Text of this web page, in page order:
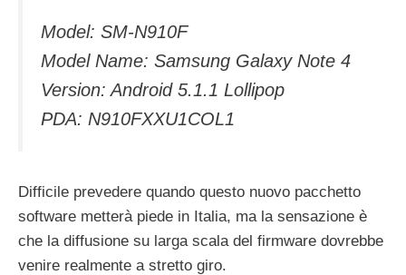
Model: SM-N910F
Model Name: Samsung Galaxy Note 4
Version: Android 5.1.1 Lollipop
PDA: N910FXXU1COL1
Difficile prevedere quando questo nuovo pacchetto
software metterà piede in Italia, ma la sensazione è
che la diffusione su larga scala del firmware dovrebbe
venire realmente a stretto giro.